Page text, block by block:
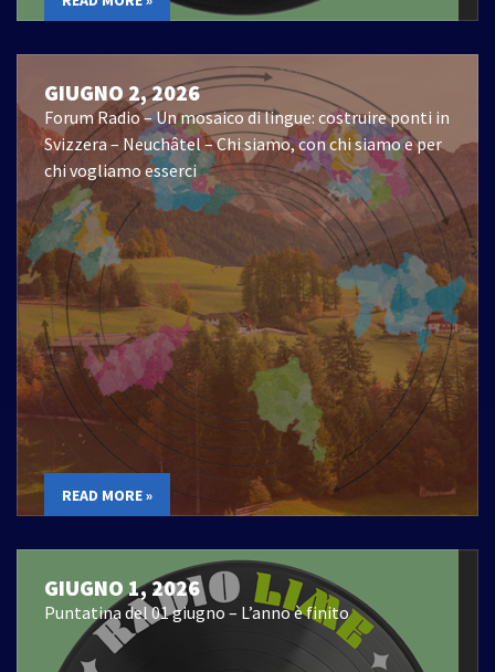
GIUGNO 2, 2026
Forum Radio – Un mosaico di lingue: costruire ponti in
Svizzera – Neuchâtel – Chi siamo, con chi siamo e per
chi vogliamo esserci
READ MORE »
GIUGNO 1, 2026
Puntatina del 01 giugno – L’anno è finito